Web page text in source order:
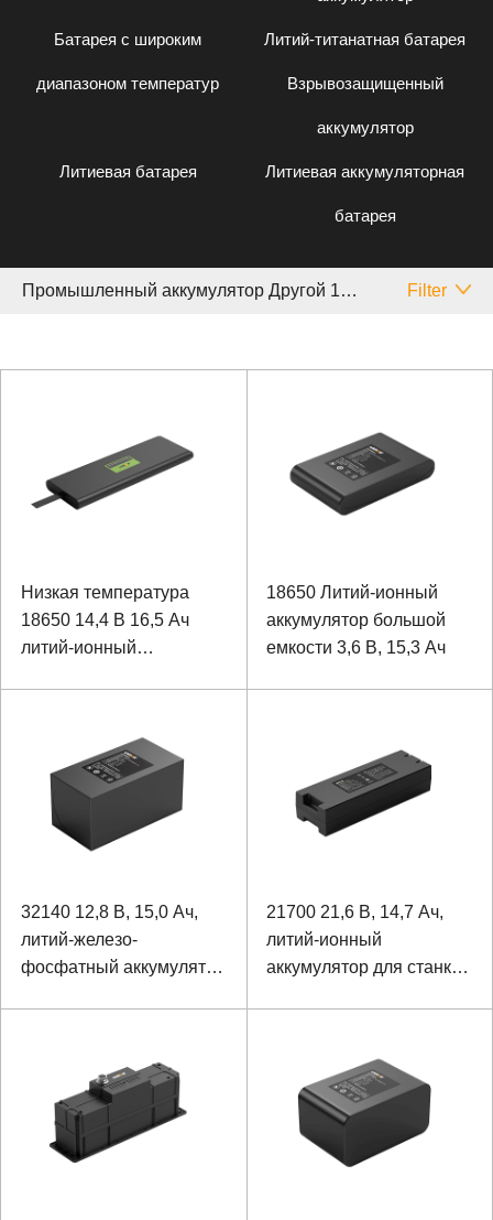
Батарея с широким
диапазоном температур
Литий-титанатная батарея
Взрывозащищенный
аккумулятор
Литиевая батарея Литиевая аккумуляторная
батарея
Промышленный аккумулятор Другой 10 ~ 20 Аh Filter
Низкая температура
18650 14,4 В 16,5 Ач
литий-ионный
18650 Литий-ионный
аккумулятор большой
емкости 3,6 В, 15,3 Ач
32140 12,8 В, 15,0 Ач,
литий-железо-
фосфатный аккумулятор
21700 21,6 В, 14,7 Ач,
литий-ионный
аккумулятор для станка